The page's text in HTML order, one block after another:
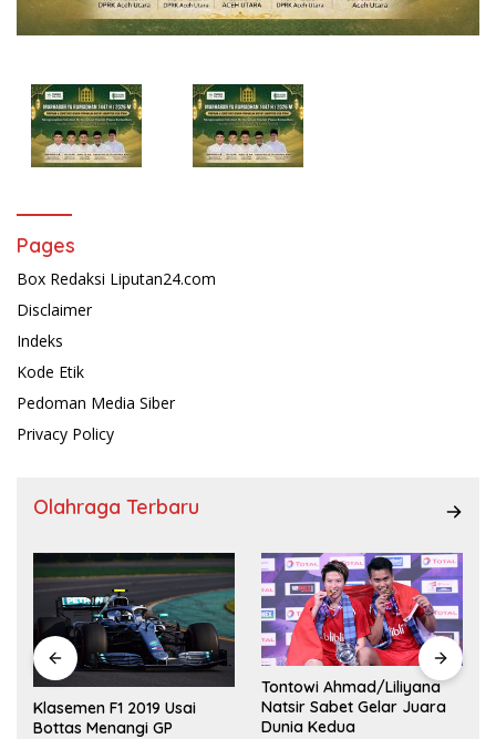
Pages
Box Redaksi Liputan24.com
Disclaimer
Indeks
Kode Etik
Pedoman Media Siber
Privacy Policy
Olahraga Terbaru
Klasemen F1 2019 Usai
Bottas Menangi GP
Tontowi Ahmad/Liliyana
Natsir Sabet Gelar Juara
Dunia Kedua